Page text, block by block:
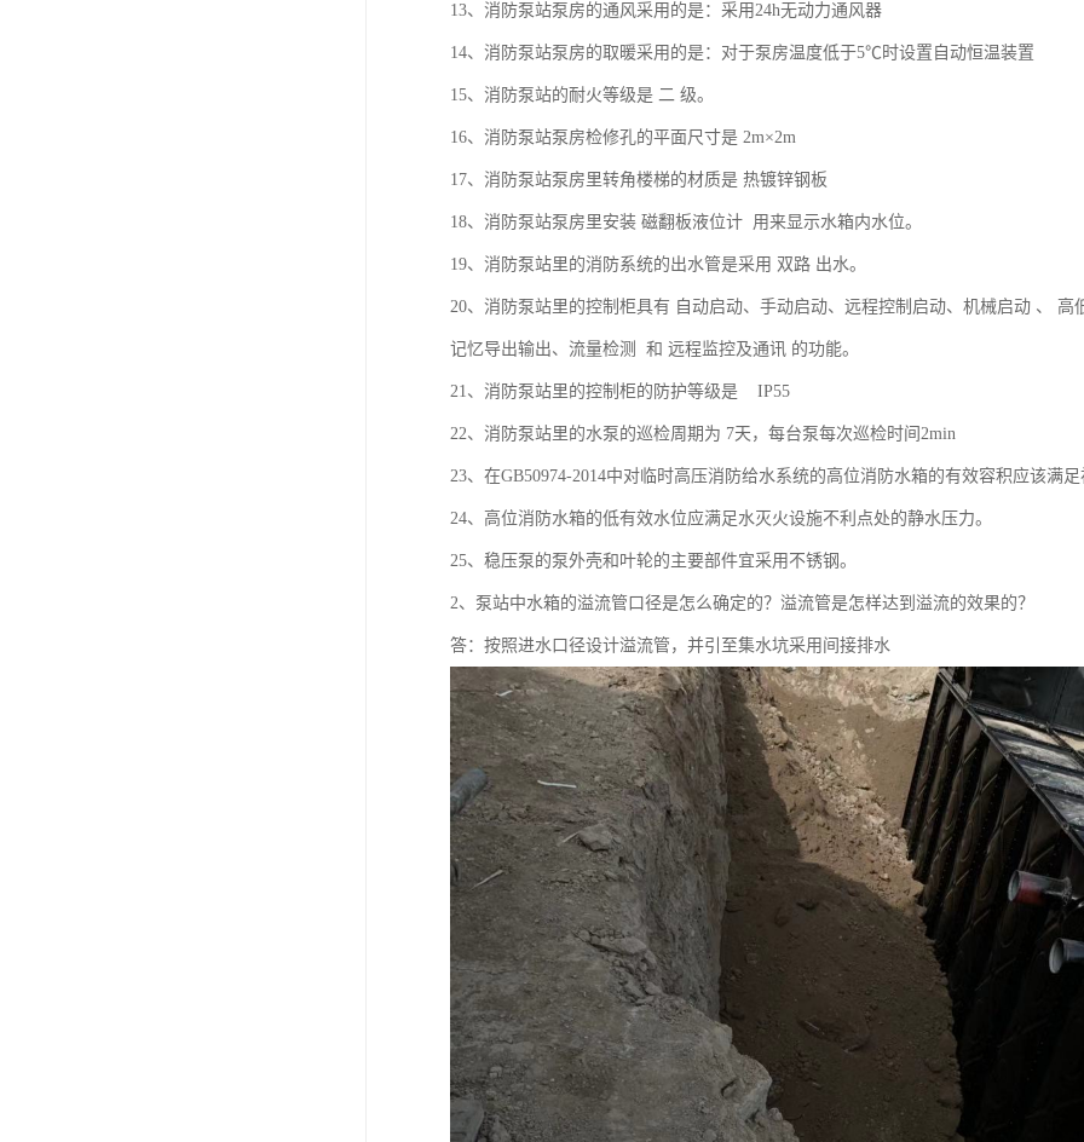
13、消防泵站泵房的通风采用的是：采用24h无动力通风器
14、消防泵站泵房的取暖采用的是：对于泵房温度低于5℃时设置自动恒温装置
15、消防泵站的耐火等级是 二 级。
16、消防泵站泵房检修孔的平面尺寸是 2m×2m
17、消防泵站泵房里转角楼梯的材质是 热镀锌钢板
18、消防泵站泵房里安装 磁翻板液位计 用来显示水箱内水位。
19、消防泵站里的消防系统的出水管是采用 双路 出水。
20、消防泵站里的控制柜具有 自动启动、手动启动、远程控制启动、机械启动 、
记忆导出输出、流量检测 和 远程监控及通讯 的功能。
21、消防泵站里的控制柜的防护等级是 IP55
22、消防泵站里的水泵的巡检周期为 7天，每台泵每次巡检时间2min
23、在GB50974-2014中对临时高压消防给水系统的高位消防水箱的有效容积应该满
24、高位消防水箱的低有效水位应满足水灭火设施不利点处的静水压力。
25、稳压泵的泵外壳和叶轮的主要部件宜采用不锈钢。
2、泵站中水箱的溢流管口径是怎么确定的？溢流管是怎样达到溢流的效果的？
答：按照进水口径设计溢流管，并引至集水坑采用间接排水